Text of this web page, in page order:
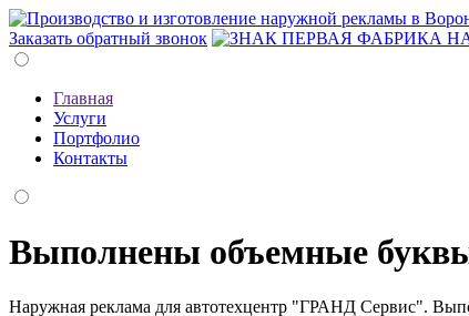
Заказать обратный звонок
Главная
Услуги
Портфолио
Контакты
Выполнены объемные
Наружная реклама для автотехцентр "ГРАНД Сервис".